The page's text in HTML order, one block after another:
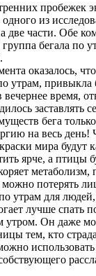
пробежек
из
две части. Обе
бегала по
оказалось,
утрам, привыкла
время,
заставлять
бега
на весь день!
мира будут
ярче, а птицы
метаболизм,
можно потерять
утрам для
лучше спать
утром. Он даже
тем, кто
использовать